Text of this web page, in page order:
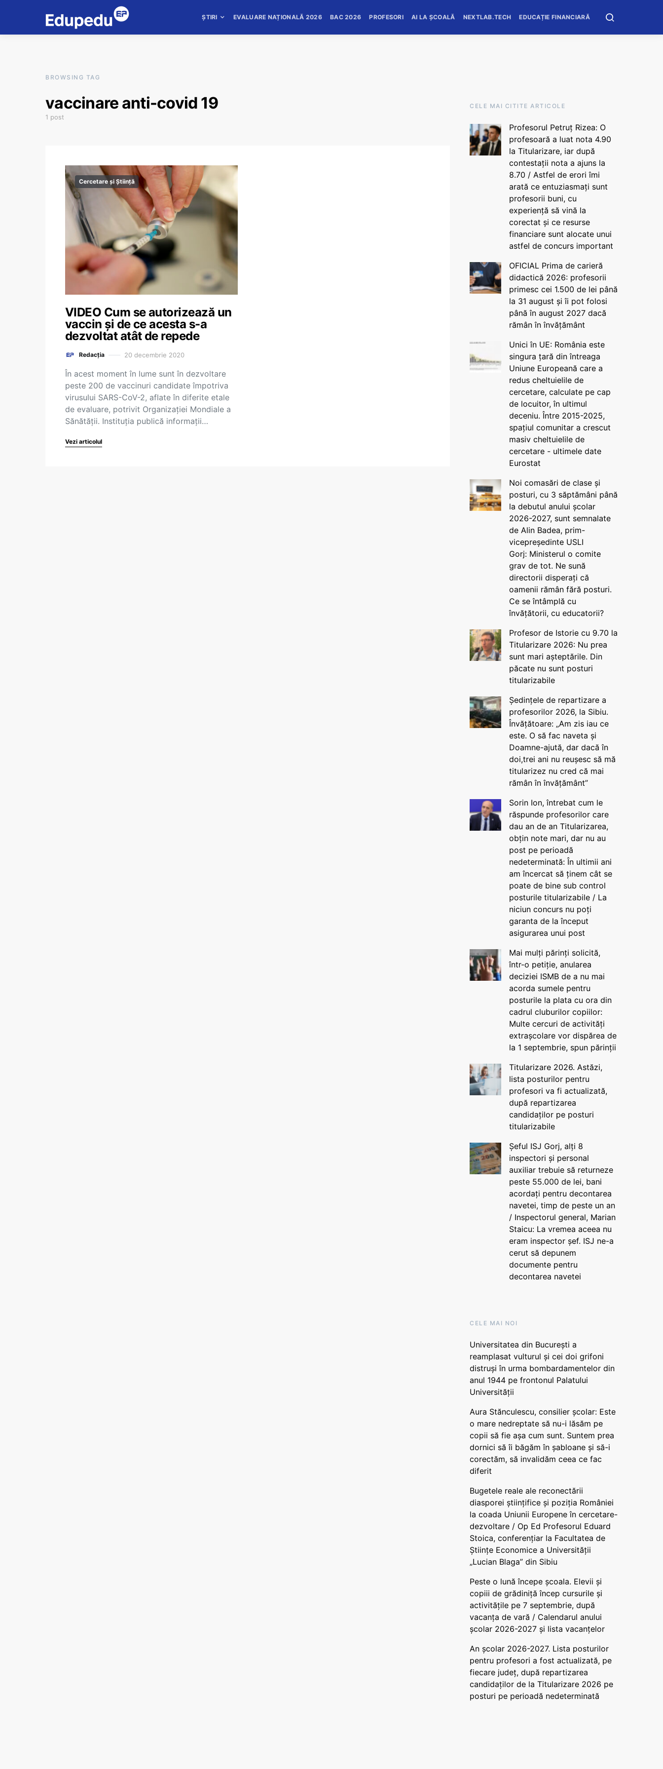
ȘTIRI EVALUARE NAȚIONALĂ 2026 BAC 2026 PROFESORI AI LA ȘCOALĂ NEXTLAB.TECH EDUCAȚIE FINANCIARĂ
BROWSING TAG
vaccinare anti-covid 19
1 post
Cercetare și Știință
VIDEO Cum se autorizează un
vaccin și de ce acesta s-a
dezvoltat atât de repede
Redacția 20 decembrie 2020
În acest moment în lume sunt în dezvoltare
peste 200 de vaccinuri candidate împotriva
virusului SARS-CoV-2, aflate în diferite etale
de evaluare, potrivit Organizației Mondiale a
Sănătății. Instituția publică informații…
Vezi articolul
CELE MAI CITITE ARTICOLE
Profesorul Petruț Rizea: O
profesoară a luat nota 4.90
la Titularizare, iar după
contestații nota a ajuns la
8.70 / Astfel de erori îmi
arată ce entuziasmați sunt
profesorii buni, cu
experiență să vină la
corectat și ce resurse
financiare sunt alocate unui
astfel de concurs important
OFICIAL Prima de carieră
didactică 2026: profesorii
primesc cei 1.500 de lei până
la 31 august și îi pot folosi
până în august 2027 dacă
rămân în învățământ
Unici în UE: România este
singura țară din întreaga
Uniune Europeană care a
redus cheltuielile de
cercetare, calculate pe cap
de locuitor, în ultimul
deceniu. Între 2015-2025,
spațiul comunitar a crescut
masiv cheltuielile de
cercetare - ultimele date
Eurostat
Noi comasări de clase și
posturi, cu 3 săptămâni până
la debutul anului școlar
2026-2027, sunt semnalate
de Alin Badea, prim-
vicepreședinte USLI
Gorj: Ministerul o comite
grav de tot. Ne sună
directorii disperați că
oamenii rămân fără posturi.
Ce se întâmplă cu
învățătorii, cu educatorii?
Profesor de Istorie cu 9.70 la
Titularizare 2026: Nu prea
sunt mari așteptările. Din
păcate nu sunt posturi
titularizabile
Ședințele de repartizare a
profesorilor 2026, la Sibiu.
Învățătoare: „Am zis iau ce
este. O să fac naveta și
Doamne-ajută, dar dacă în
doi,trei ani nu reușesc să mă
titularizez nu cred că mai
rămân în învățământ”
Sorin Ion, întrebat cum le
răspunde profesorilor care
dau an de an Titularizarea,
obțin note mari, dar nu au
post pe perioadă
nedeterminată: În ultimii ani
am încercat să ținem cât se
poate de bine sub control
posturile titularizabile / La
niciun concurs nu poți
garanta de la început
asigurarea unui post
Mai mulți părinți solicită,
într-o petiție, anularea
deciziei ISMB de a nu mai
acorda sumele pentru
posturile la plata cu ora din
cadrul cluburilor copiilor:
Multe cercuri de activități
extrașcolare vor dispărea de
la 1 septembrie, spun părinții
Titularizare 2026. Astăzi,
lista posturilor pentru
profesori va fi actualizată,
după repartizarea
candidaților pe posturi
titularizabile
Șeful ISJ Gorj, alți 8
inspectori și personal
auxiliar trebuie să returneze
peste 55.000 de lei, bani
acordați pentru decontarea
navetei, timp de peste un an
/ Inspectorul general, Marian
Staicu: La vremea aceea nu
eram inspector șef. ISJ ne-a
cerut să depunem
documente pentru
decontarea navetei
CELE MAI NOI
Universitatea din București a
reamplasat vulturul și cei doi grifoni
distruși în urma bombardamentelor din
anul 1944 pe frontonul Palatului
Universității
Aura Stănculescu, consilier școlar: Este
o mare nedreptate să nu-i lăsăm pe
copii să fie așa cum sunt. Suntem prea
dornici să îi băgăm în șabloane și să-i
corectăm, să invalidăm ceea ce fac
diferit
Bugetele reale ale reconectării
diasporei științifice și poziția României
la coada Uniunii Europene în cercetare-
dezvoltare / Op Ed Profesorul Eduard
Stoica, conferențiar la Facultatea de
Științe Economice a Universității
„Lucian Blaga” din Sibiu
Peste o lună începe școala. Elevii și
copiii de grădiniță încep cursurile și
activitățile pe 7 septembrie, după
vacanța de vară / Calendarul anului
școlar 2026-2027 și lista vacanțelor
An școlar 2026-2027. Lista posturilor
pentru profesori a fost actualizată, pe
fiecare județ, după repartizarea
candidaților de la Titularizare 2026 pe
posturi pe perioadă nedeterminată